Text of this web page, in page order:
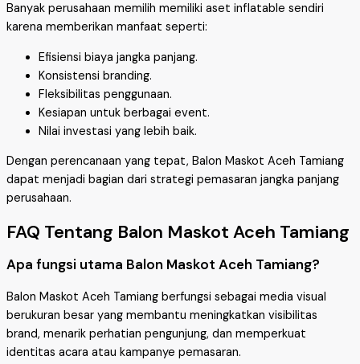
Banyak perusahaan memilih memiliki aset inflatable sendiri
karena memberikan manfaat seperti:
Efisiensi biaya jangka panjang.
Konsistensi branding.
Fleksibilitas penggunaan.
Kesiapan untuk berbagai event.
Nilai investasi yang lebih baik.
Dengan perencanaan yang tepat, Balon Maskot Aceh Tamiang
dapat menjadi bagian dari strategi pemasaran jangka panjang
perusahaan.
FAQ Tentang Balon Maskot Aceh Tamiang
Apa fungsi utama Balon Maskot Aceh Tamiang?
Balon Maskot Aceh Tamiang berfungsi sebagai media visual
berukuran besar yang membantu meningkatkan visibilitas
brand, menarik perhatian pengunjung, dan memperkuat
identitas acara atau kampanye pemasaran.